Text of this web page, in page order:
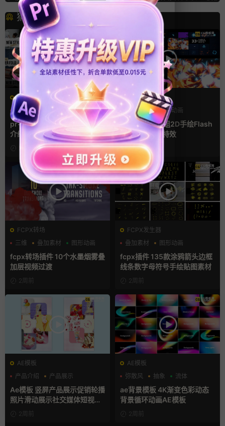
猜你喜欢
PR基本图形mogrt
PR基本图形
PR字幕模板
人物介绍
pr字幕模板 9组胶带贴纸人物
介绍角标动画PR模版
2天前
FCPX发生器
卡通模板
图形动画
手绘风
FCPX插件 58组2D手绘Flash
爆炸火焰能量特效
1周前
FCPX转场
三维
叠加素材 图形动画
fcpx转场插件 10个水墨烟雾叠
加层视频过渡
2周前
FCPX发生器
叠加素材
图形动画
手绘风
fcpx插件 135款涂鸦箭头边框
线条数字母符号手绘贴图素材
2周前
AE模板
产品介绍
产品展示
卡通模板
Ae模板 竖屏产品展示促销轮播
照片滑动展示社交媒体短视频
片头2周前
AE模板
弥散风
抽象 流体
ae背景模板 4K渐变色彩动态
背景循环动画AE模板
2周前